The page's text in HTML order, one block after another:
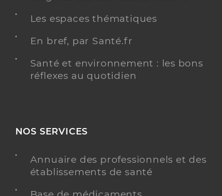
Les espaces thématiques
En bref, par Santé.fr
Santé et environnement : les bons
réflexes au quotidien
NOS SERVICES
Annuaire des professionnels et des
établissements de santé